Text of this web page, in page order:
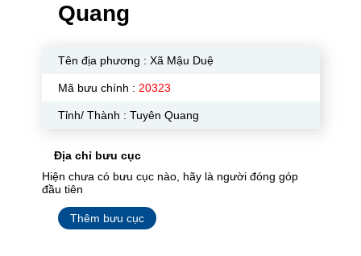
Quang
Tên địa phương : Xã Mậu Duệ
Mã bưu chính : 20323
Tỉnh/ Thành : Tuyên Quang
Địa chỉ bưu cục
Hiện chưa có bưu cục nào, hãy là người đóng góp
đầu tiên
Thêm bưu cục